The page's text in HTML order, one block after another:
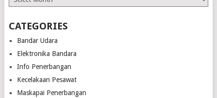
CATEGORIES
Bandar Udara
Elektronika Bandara
Info Penerbangan
Kecelakaan Pesawat
Maskapai Penerbangan